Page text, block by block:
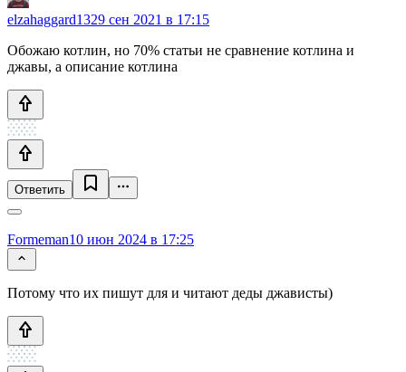
elzahaggard1329 сен 2021 в 17:15
Обожаю котлин, но 70% статьи не сравнение котлина и
джавы, а описание котлина
Ответить
Formeman10 июн 2024 в 17:25
Потому что их пишут для и читают деды джависты)